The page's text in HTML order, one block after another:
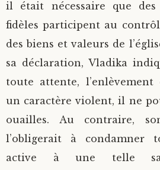
il était nécessaire que des
fidèles participent au
des biens et valeurs de
sa déclaration, Vladika
toute attente,
un caractère violent, il ne
ouailles. Au contraire,
l’obligerait à condamner
active à une telle